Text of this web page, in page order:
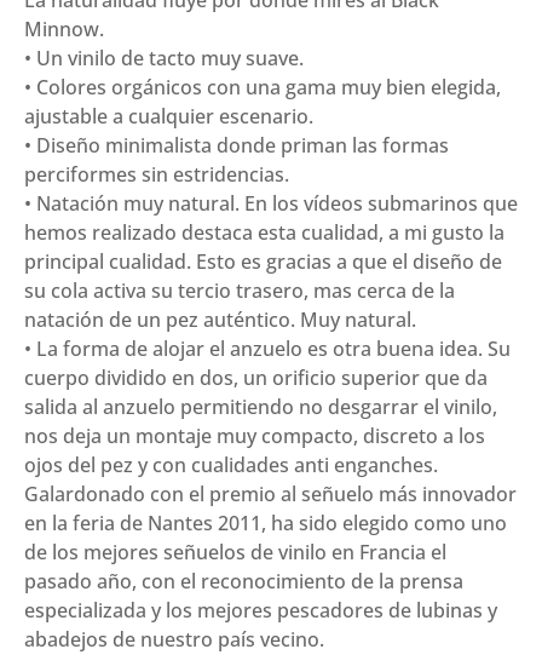
Minnow.
• Un vinilo de tacto muy suave.
• Colores orgánicos con una gama muy bien elegida,
ajustable a cualquier escenario.
• Diseño minimalista donde priman las formas
perciformes sin estridencias.
• Natación muy natural. En los vídeos submarinos que
hemos realizado destaca esta cualidad, a mi gusto la
principal cualidad. Esto es gracias a que el diseño de
su cola activa su tercio trasero, mas cerca de la
natación de un pez auténtico. Muy natural.
• La forma de alojar el anzuelo es otra buena idea. Su
cuerpo dividido en dos, un orificio superior que da
salida al anzuelo permitiendo no desgarrar el vinilo,
nos deja un montaje muy compacto, discreto a los
ojos del pez y con cualidades anti enganches.
Galardonado con el premio al señuelo más innovador
en la feria de Nantes 2011, ha sido elegido como uno
de los mejores señuelos de vinilo en Francia el
pasado año, con el reconocimiento de la prensa
especializada y los mejores pescadores de lubinas y
abadejos de nuestro país vecino.